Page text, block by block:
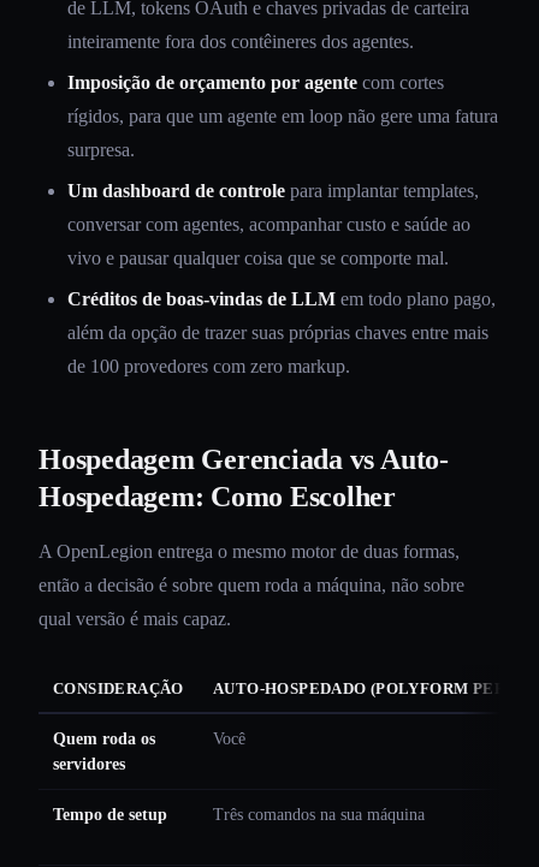
de LLM, tokens OAuth e chaves privadas de carteira
inteiramente fora dos contêineres dos agentes.
Imposição de orçamento por agente com cortes
rígidos, para que um agente em loop não gere uma fatura
surpresa.
Um dashboard de controle para implantar templates,
conversar com agentes, acompanhar custo e saúde ao
vivo e pausar qualquer coisa que se comporte mal.
Créditos de boas-vindas de LLM em todo plano pago,
além da opção de trazer suas próprias chaves entre mais
de 100 provedores com zero markup.
Hospedagem Gerenciada vs Auto-
Hospedagem: Como Escolher
A OpenLegion entrega o mesmo motor de duas formas,
então a decisão é sobre quem roda a máquina, não sobre
qual versão é mais capaz.
CONSIDERAÇÃO AUTO-HOSPEDADO (POLYFORM
Quem roda os
servidores
Você
Tempo de setup Três comandos na sua máquina